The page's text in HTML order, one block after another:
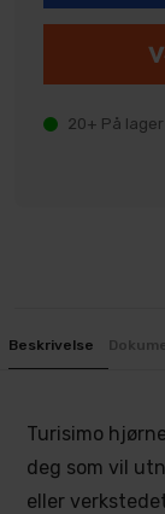
20+ På lager
Beskrivelse
Turisimo
deg som vil
eller